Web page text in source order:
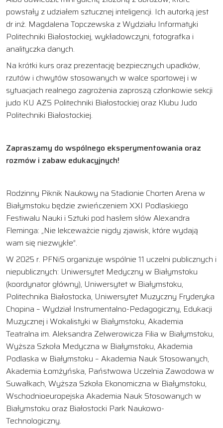
powstały z udziałem sztucznej inteligencji. Ich autorką jest
dr inż. Magdalena Topczewska z Wydziału Informatyki
Politechniki Białostockiej, wykładowczyni, fotografka i
analityczka danych.
Na krótki kurs oraz prezentację bezpiecznych upadków,
rzutów i chwytów stosowanych w walce sportowej i w
sytuacjach realnego zagrożenia zaproszą członkowie sekcji
judo KU AZS Politechniki Białostockiej oraz Klubu Judo
Politechniki Białostockiej.
Zapraszamy do wspólnego eksperymentowania oraz
rozmów i zabaw edukacyjnych!
Rodzinny Piknik Naukowy na Stadionie Chorten Arena w
Białymstoku będzie zwieńczeniem XXI Podlaskiego
Festiwalu Nauki i Sztuki pod hasłem słów Alexandra
Fleminga: „Nie lekceważcie nigdy zjawisk, które wydają
wam się niezwykłe”.
W 2025 r. PFNiS organizuje wspólnie 11 uczelni publicznych i
niepublicznych: Uniwersytet Medyczny w Białymstoku
(koordynator główny), Uniwersytet w Białymstoku,
Politechnika Białostocka, Uniwersytet Muzyczny Fryderyka
Chopina – Wydział Instrumentalno-Pedagogiczny, Edukacji
Muzycznej i Wokalistyki w Białymstoku, Akademia
Teatralna im. Aleksandra Zelwerowicza Filia w Białymstoku,
Wyższa Szkoła Medyczna w Białymstoku, Akademia
Podlaska w Białymstoku – Akademia Nauk Stosowanych,
Akademia Łomżyńska, Państwowa Uczelnia Zawodowa w
Suwałkach, Wyższa Szkoła Ekonomiczna w Białymstoku,
Wschodnioeuropejska Akademia Nauk Stosowanych w
Białymstoku oraz Białostocki Park Naukowo-
Technologiczny.